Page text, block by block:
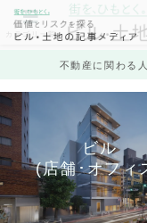
不動産に関わる
ビル
(店舗･オフィ
カテゴリ一覧